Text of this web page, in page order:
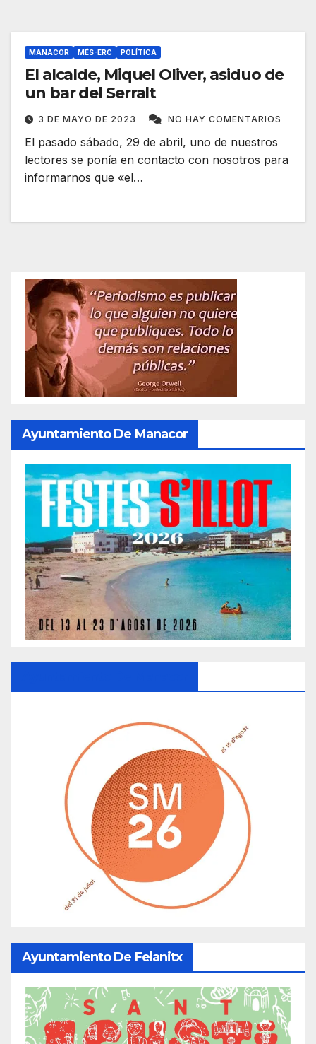
MANACOR MÉS-ERC POLÍTICA
El alcalde, Miquel Oliver, asiduo de
un bar del Serralt
3 DE MAYO DE 2023 NO HAY COMENTARIOS
El pasado sábado, 29 de abril, uno de nuestros
lectores se ponía en contacto con nosotros para
informarnos que «el…
Ayuntamiento De Manacor
Ayuntamiento De Felanitx